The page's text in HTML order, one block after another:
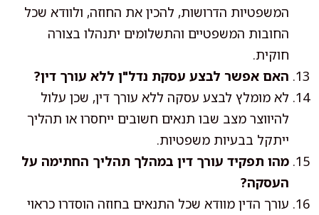
המשפטיות הדרושות, להכין את החוזה, ולוודא שכל
החובות המשפטיים והתשלומים יתנהלו בצורה
חוקית.
האם אפשר לבצע עסקת נדל"ן ללא עורך דין?
לא מומלץ לבצע עסקה ללא עורך דין, שכן עלול
להיווצר מצב שבו תנאים חשובים ייחסרו או תהליך
ייתקל בבעיות משפטיות.
מהו תפקיד עורך דין במהלך תהליך החתימה על
העסקה?
עורך הדין מוודא שכל התנאים בחוזה הוסדרו כראוי